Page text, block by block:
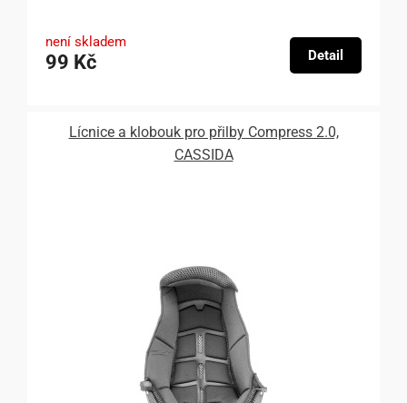
není skladem
99 Kč Detail
Lícnice a klobouk pro přilby Compress 2.0,
CASSIDA